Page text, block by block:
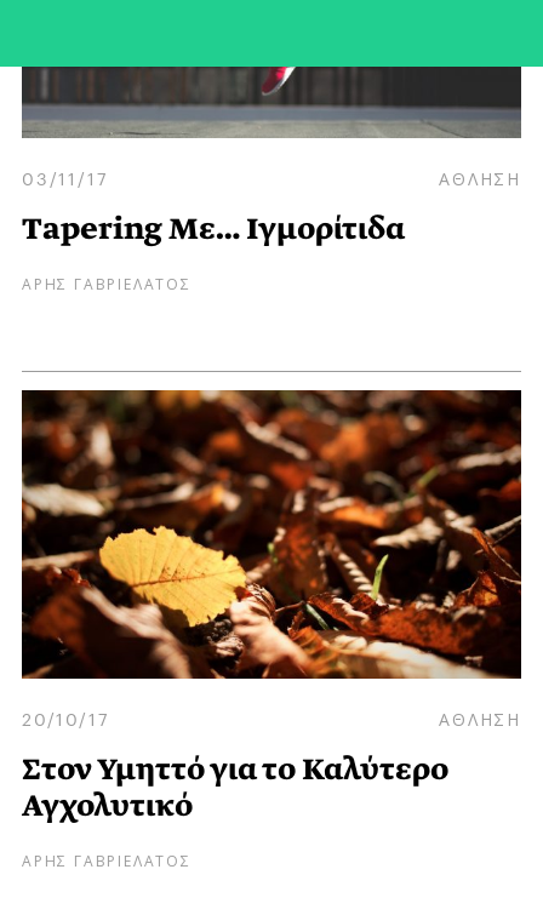
03/11/17 ΑΘΛΗΣΗ
Tapering Με… Ιγμορίτιδα
ΑΡΗΣ ΓΑΒΡΙΕΛΑΤΟΣ
20/10/17 ΑΘΛΗΣΗ
Στον Υμηττό για το Καλύτερο
Αγχολυτικό
ΑΡΗΣ ΓΑΒΡΙΕΛΑΤΟΣ